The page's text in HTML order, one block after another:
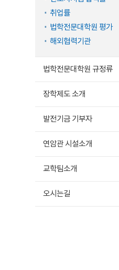
취업률
법학전문대학원 평가
해외협력기관
법학전문대학원 규정류
장학제도 소개
발전기금 기부자
연암관 시설소개
교학팀소개
오시는길